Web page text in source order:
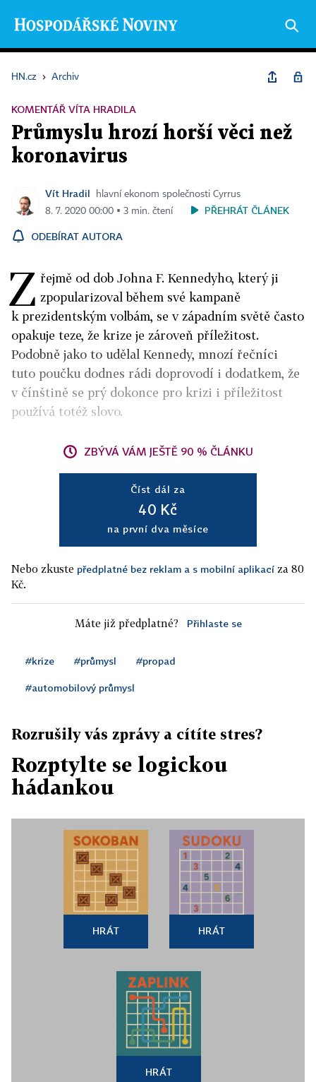
HN.cz › Archiv
KOMENTÁŘ VÍTA HRADILA
Průmyslu hrozí horší věci než
koronavirus
Vít Hradil
hlavní ekonom společnosti Cyrrus
8. 7. 2020 00:00 ▪ 3 min. čtení
PŘEHRÁT ČLÁNEK
ODEBÍRAT AUTORA
Z řejmě od dob Johna F. Kennedyho, který ji
zpopularizoval během své kampaně
k prezidentským volbám, se v západním světě často
opakuje teze, že krize je zároveň příležitost.
Podobně jako to udělal Kennedy, mnozí řečníci
tuto poučku dodnes rádi doprovodí i dodatkem, že
v čínštině se prý dokonce pro krizi i příležitost
používá totéž slovo.
ZBÝVÁ VÁM JEŠTĚ 90 % ČLÁNKU
Číst dál za
40 Kč
na první dva měsíce
Nebo zkuste předplatné bez reklam a s mobilní aplikací za 80
Kč.
Máte již předplatné? Přihlaste se
#krize #průmysl #propad
#automobilový průmysl
Rozrušily vás zprávy a cítíte stres?
Rozptylte se logickou
hádankou
HRÁT HRÁT
HRÁT